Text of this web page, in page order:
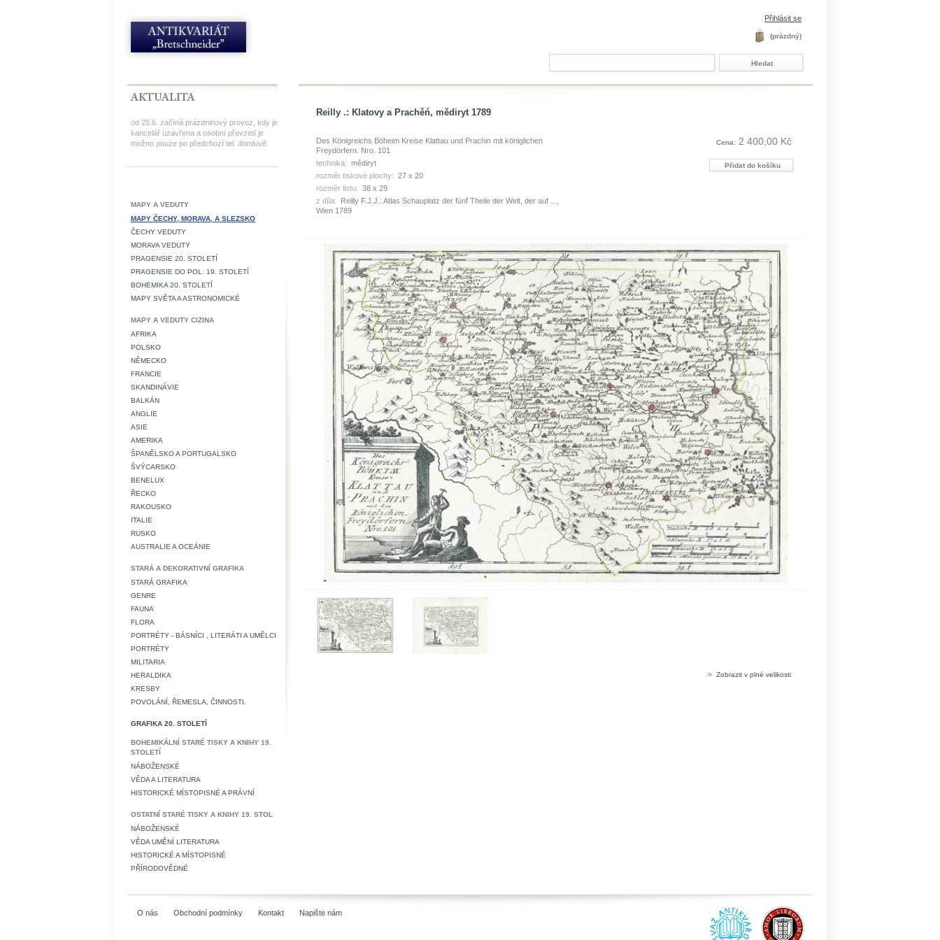
Přihlásit se
(prázdný)
od 25.6. začíná prázdninový provoz, kdy je
kancelář uzavřena a osobní převzetí je
možno pouze po předchozí tel. domluvě
MAPY A VEDUTY
MAPY ČECHY, MORAVA, A SLEZSKO
ČECHY VEDUTY
MORAVA VEDUTY
PRAGENSIE 20. STOLETÍ
PRAGENSIE DO POL. 19. STOLETÍ
BOHEMIKA 20. STOLETÍ
MAPY SVĚTA A ASTRONOMICKÉ
MAPY A VEDUTY CIZINA
AFRIKA
POLSKO
NĚMECKO
FRANCIE
SKANDINÁVIE
BALKÁN
ANGLIE
ASIE
AMERIKA
ŠPANĚLSKO A PORTUGALSKO
ŠVÝCARSKO
BENELUX
ŘECKO
RAKOUSKO
ITALIE
RUSKO
AUSTRALIE A OCEÁNIE
STARÁ A DEKORATIVNÍ GRAFIKA
STARÁ GRAFIKA
GENRE
FAUNA
FLORA
PORTRÉTY - BÁSNÍCI , LITERÁTI A UMĚLCI
PORTRÉTY
MILITARIA
HERALDIKA
KRESBY
POVOLÁNÍ, ŘEMESLA, ČINNOSTI.
GRAFIKA 20. STOLETÍ
BOHEMIKÁLNÍ STARÉ TISKY A KNIHY 19.
STOLETÍ
NÁBOŽENSKÉ
VĚDA A LITERATURA
HISTORICKÉ MÍSTOPISNÉ A PRÁVNÍ
OSTATNÍ STARÉ TISKY A KNIHY 19. STOL
NÁBOŽENSKÉ
VĚDA UMĚNÍ LITERATURA
HISTORICKÉ A MÍSTOPISNÉ
PŘÍRODOVĚDNÉ
Reilly .: Klatovy a Prachěń, mědiryt 1789
Des Königreichs Böheim Kreise Klattau und Prachin mit königlichen
Freydörfern. Nro. 101
technika: mědiryt
rozměr tiskové plochy: 27 x 20
rozměr listu: 38 x 29
z díla:
Reilly F.J.J.: Atlas Schauplatz der fünf Theile der Welt, der auf ...,
Wien 1789
Cena: 2 400,00 Kč
» Zobrazit v plné velikosti
O nás Obchodní podmínky Kontakt Napište nám